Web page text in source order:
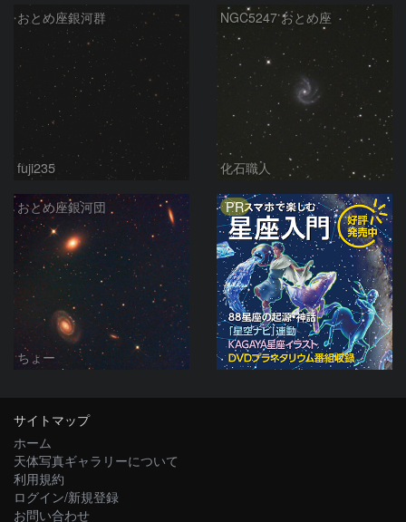
おとめ座銀河群
fuji235
NGC5247 おとめ座
化石職人
おとめ座銀河団
ちょー
PR
サイトマップ
ホーム
天体写真ギャラリーについて
利用規約
ログイン/新規登録
お問い合わせ